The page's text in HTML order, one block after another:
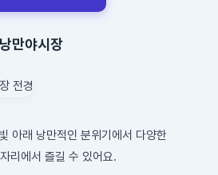
만야시장
아래 낭만적인 분위기에서 다양한
리에서 즐길 수 있어요.